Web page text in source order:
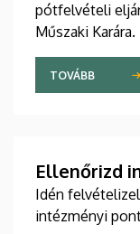
pótfelvételi
Műszaki
hogy időben
TOVÁBB
Ellenőrizd
Idén
intézményi